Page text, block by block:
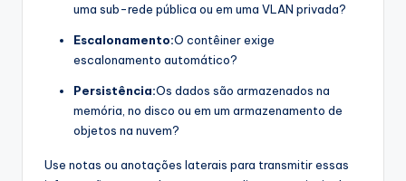
uma sub-rede pública ou em uma VLAN privada?
Escalonamento:O contêiner exige
escalonamento automático?
Persistência:Os dados são armazenados na
memória, no disco ou em um armazenamento de
objetos na nuvem?
Use notas ou anotações laterais para transmitir essas